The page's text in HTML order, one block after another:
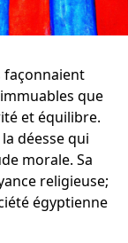
façonnaient
que
et équilibre.
déesse qui
morale. Sa
religieuse;
égyptienne